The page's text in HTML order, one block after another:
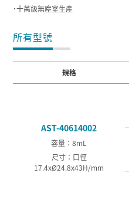
˙十萬級無塵室生產
所有型號
規格
AST-40614002
容量：8mL
尺寸：口徑
17.4xØ24.8x43H/mm